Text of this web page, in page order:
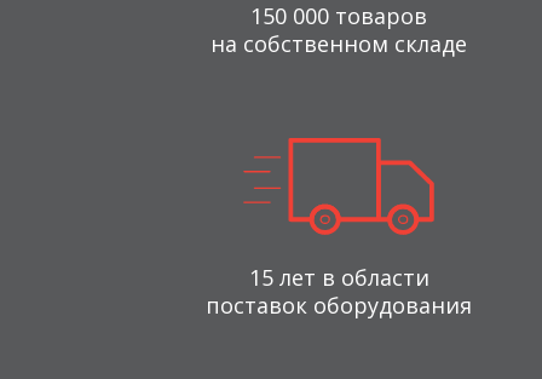
150 000 товаров
на собственном складе
15 лет в области
поставок оборудования